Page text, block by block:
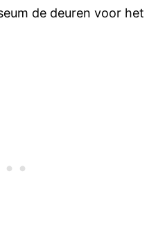
de deuren voor het